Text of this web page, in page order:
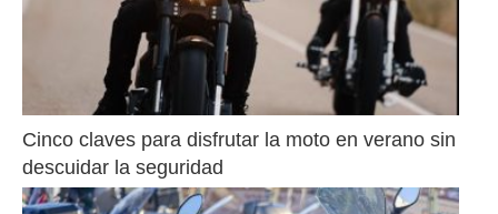
Cinco claves para disfrutar la moto en verano sin
descuidar la seguridad